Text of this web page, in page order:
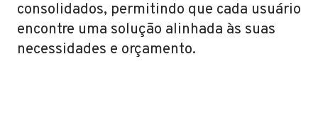
consolidados, permitindo que cada usuário
encontre uma solução alinhada às suas
necessidades e orçamento.